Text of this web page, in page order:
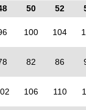
50 52
100 104
82 86
106 110